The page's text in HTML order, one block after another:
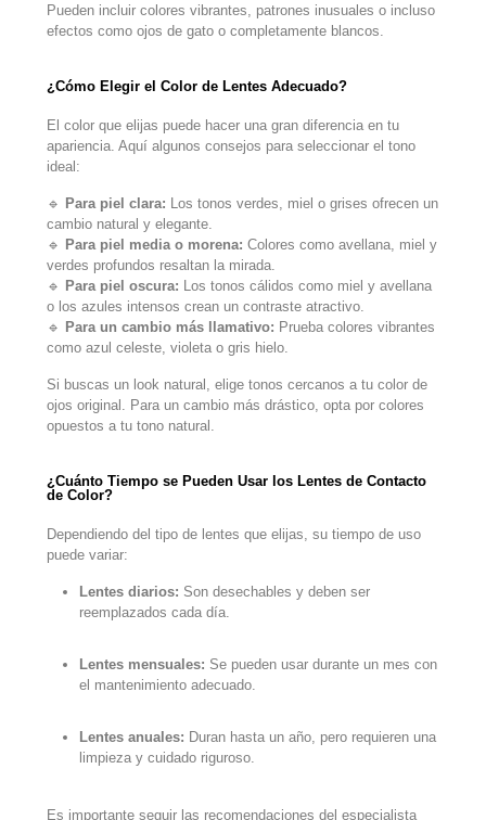
Pueden incluir colores vibrantes, patrones inusuales o incluso
efectos como ojos de gato o completamente blancos.
¿Cómo Elegir el Color de Lentes Adecuado?
El color que elijas puede hacer una gran diferencia en tu
apariencia. Aquí algunos consejos para seleccionar el tono
ideal:
🔹 Para piel clara: Los tonos verdes, miel o grises ofrecen un
cambio natural y elegante.
🔹 Para piel media o morena: Colores como avellana, miel y
verdes profundos resaltan la mirada.
🔹 Para piel oscura: Los tonos cálidos como miel y avellana
o los azules intensos crean un contraste atractivo.
🔹 Para un cambio más llamativo: Prueba colores vibrantes
como azul celeste, violeta o gris hielo.
Si buscas un look natural, elige tonos cercanos a tu color de
ojos original. Para un cambio más drástico, opta por colores
opuestos a tu tono natural.
¿Cuánto Tiempo se Pueden Usar los Lentes de Contacto
de Color?
Dependiendo del tipo de lentes que elijas, su tiempo de uso
puede variar:
Lentes diarios: Son desechables y deben ser
reemplazados cada día.
Lentes mensuales: Se pueden usar durante un mes con
el mantenimiento adecuado.
Lentes anuales: Duran hasta un año, pero requieren una
limpieza y cuidado riguroso.
Es importante seguir las recomendaciones del especialista